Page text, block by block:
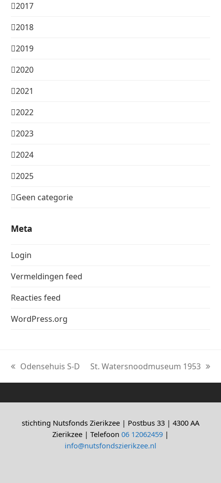
2017
2018
2019
2020
2021
2022
2023
2024
2025
Geen categorie
Meta
Login
Vermeldingen feed
Reacties feed
WordPress.org
previous
post:
Odensehuis S-D
next
post:
St. Watersnoodmuseum 1953
stichting Nutsfonds Zierikzee | Postbus 33 | 4300 AA
Zierikzee | Telefoon 06 12062459 |
info@nutsfondszierikzee.nl